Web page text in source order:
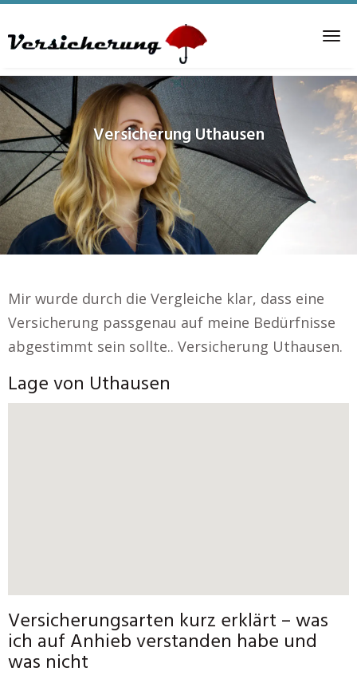
to
content
VersicherungUthausen
Mir wurde durch die Vergleiche klar, dass eine
Versicherung passgenau auf meine Bedürfnisse
abgestimmt sein sollte.. Versicherung Uthausen.
Lage von Uthausen
Versicherungsarten kurz erklärt – was
ich auf Anhieb verstanden habe und
was nicht